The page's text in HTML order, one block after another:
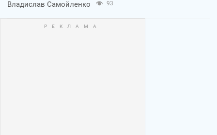
Владислав Самойленко 93